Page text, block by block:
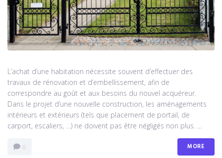
L’achat d’une habitation nécessite souvent d’effectuer des
travaux de rénovation et d’embellissement, afin de
correspondre au goût et aux besoins du nouvel acquéreur.
Dans le projet d’une nouvelle construction, les aménagements
intérieurs et extérieurs (tels que placement de portail, de
carport, escaliers, …) ne doivent pas être négligés non plus. ...
0 MORE